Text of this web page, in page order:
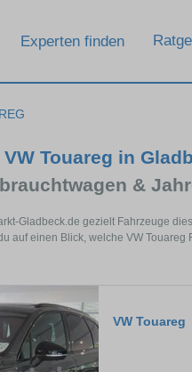
Experten finden
Touareg in
&
Gladbeck.de gezielt Fahrzeuge
auf einen Blick, welche VW
VW Touareg